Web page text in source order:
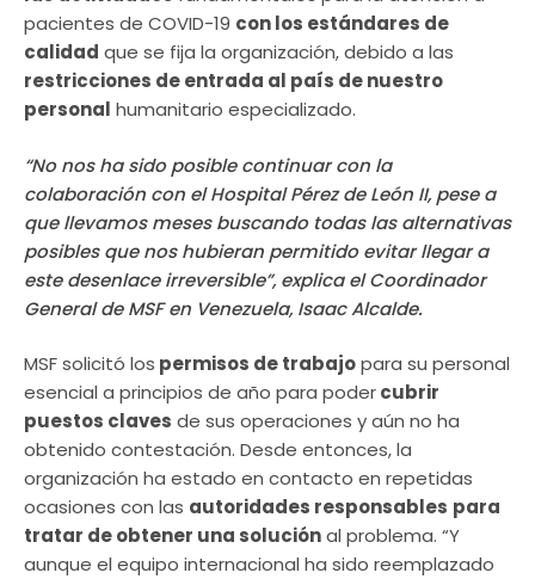
pacientes de COVID-19 con los estándares de
calidad que se fija la organización, debido a las
restricciones de entrada al país de nuestro
personal humanitario especializado.
“No nos ha sido posible continuar con la
colaboración con el Hospital Pérez de León II, pese a
que llevamos meses buscando todas las alternativas
posibles que nos hubieran permitido evitar llegar a
este desenlace irreversible”, explica el Coordinador
General de MSF en Venezuela, Isaac Alcalde.
MSF solicitó los permisos de trabajopara su personal
esencial a principios de año para podercubrir
puestos claves de sus operaciones y aún no ha
obtenido contestación. Desde entonces, la
organización ha estado en contacto en repetidas
ocasiones con las autoridades responsables para
tratar de obtener una soluciónal problema. “Y
aunque el equipo internacional ha sido reemplazado